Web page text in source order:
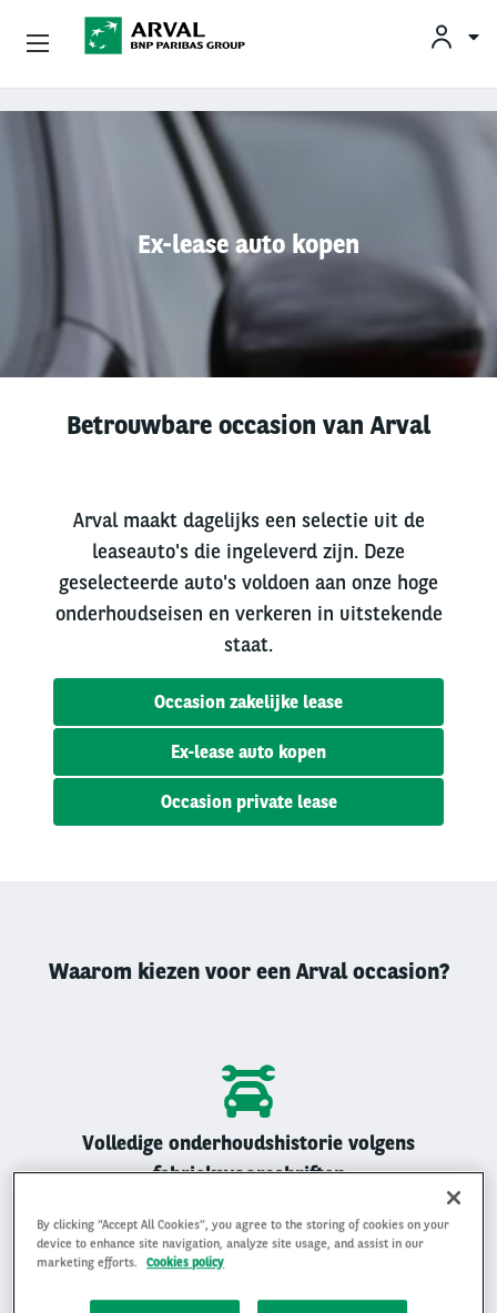
Overslaan en naar de inhoud gaan
Ex-lease auto kopen
Betrouwbare occasion van Arval
Arval maakt dagelijks een selectie uit de
leaseauto's die ingeleverd zijn. Deze
geselecteerde auto's voldoen aan onze hoge
onderhoudseisen en verkeren in uitstekende
staat.
Occasion zakelijke lease
Ex-lease auto kopen
Occasion private lease
Waarom kiezen voor een Arval occasion?
Volledige onderhoudshistorie volgens
fabrieksvoorschriften
Zakelijk Leasen
Klantenservice
By clicking “Accept All Cookies”, you agree to the storing of cookies on your
device to enhance site navigation, analyze site usage, and assist in our
marketing efforts.
Cookies policy